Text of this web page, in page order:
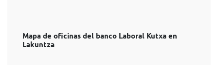
Mapa de oficinas del banco Laboral Kutxa en
Lakuntza